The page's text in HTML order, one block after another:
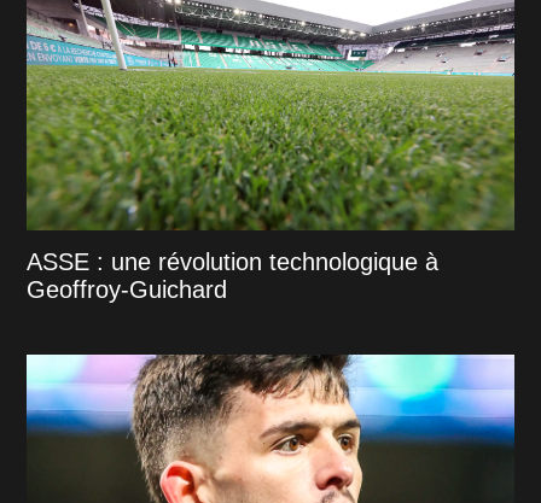
ASSE : une révolution technologique à
Geoffroy-Guichard